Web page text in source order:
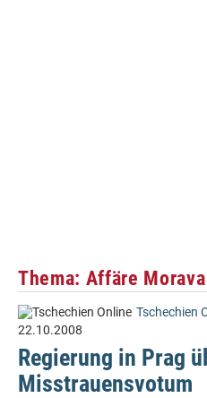
Thema: Affäre Morava
Tschechien
22.10.2008
Regierung in Prag
Misstrauensvotum